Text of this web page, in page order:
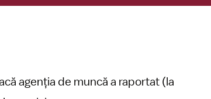
agenția de muncă a raportat (la